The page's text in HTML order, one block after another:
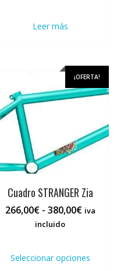
Leer más
¡OFERTA!
Cuadro STRANGER Zia
266,00€ - 380,00€Rango
266,00€
iva
incluido
Seleccionar opciones